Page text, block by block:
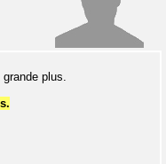
plus.